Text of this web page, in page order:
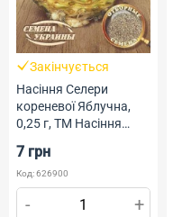
Закінчується
Насіння Селери
кореневої Яблучна,
0,25 г, ТМ Насіння
7 грн
Код: 626900
- +